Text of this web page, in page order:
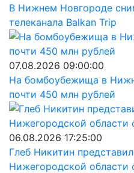
В Нижнем Новгороде
телеканала Balkan Trip
07.08.2026 09:00:00
На бомбоубежища в
почти 450 млн рублей
06.08.2026 17:25:00
Глеб Никитин
Нижегородской области